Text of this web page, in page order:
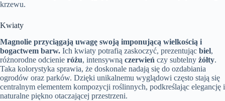
krzewu.
Kwiaty
Magnolie przyciągają uwagę swoją imponującą wielkością i
bogactwem barw. Ich kwiaty potrafią zaskoczyć, prezentując biel,
różnorodne odcienie różu, intensywną czerwień czy subtelny żółty.
Taka kolorystyka sprawia, że doskonale nadają się do ozdabiania
ogrodów oraz parków. Dzięki unikalnemu wyglądowi często stają się
centralnym elementem kompozycji roślinnych, podkreślając elegancję i
naturalne piękno otaczającej przestrzeni.